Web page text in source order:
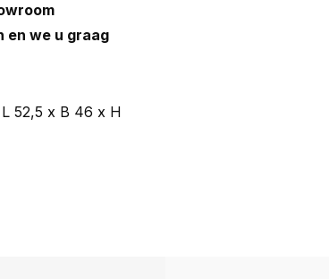
en we u graag
52,5 x B 46 x H